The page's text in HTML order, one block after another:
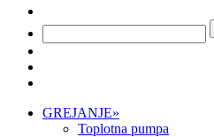
GREJANJE»
Toplotna pumpa